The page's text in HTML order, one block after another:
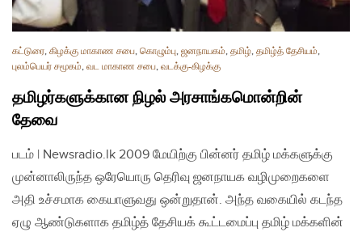
கட்டுரை, கிழக்கு மாகாண சபை, கொழும்பு, ஜனநாயகம், தமிழ், தமிழ்த் தேசியம்,
புலம்பெயர் சமூகம், வட மாகாண சபை, வடக்கு-கிழக்கு
தமிழர்களுக்கான நிழல் அரசாங்கமொன்றின்
தேவை
படம் | Newsradio.lk 2009 மேயிற்கு பின்னர் தமிழ் மக்களுக்கு
முன்னாலிருந்த ஒரேயொரு தெரிவு ஜனநாயக வழிமுறைகளை
அதி உச்சமாக கையாளுவது ஒன்றுதான். அந்த வகையில் கடந்த
ஏழு ஆண்டுகளாக தமிழ்த் தேசியக் கூட்டமைப்பு தமிழ் மக்களின்